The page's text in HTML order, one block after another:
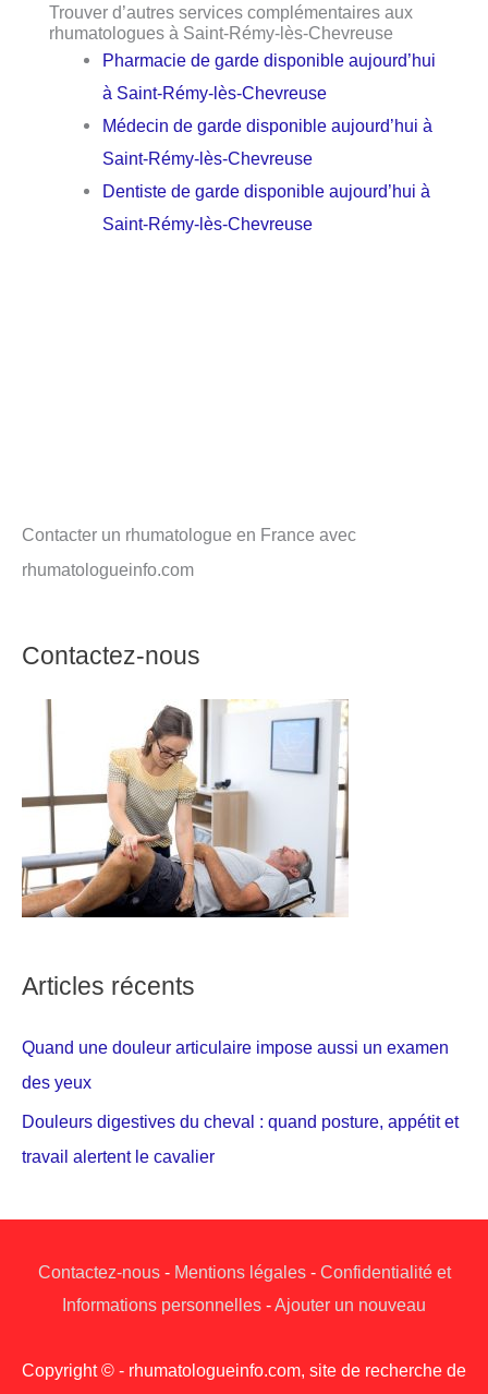
Trouver d’autres services complémentaires aux
rhumatologues à Saint-Rémy-lès-Chevreuse
Pharmacie de garde disponible aujourd’hui
à Saint-Rémy-lès-Chevreuse
Médecin de garde disponible aujourd’hui à
Saint-Rémy-lès-Chevreuse
Dentiste de garde disponible aujourd’hui à
Saint-Rémy-lès-Chevreuse
Contacter un rhumatologue en France avec
rhumatologueinfo.com
Contactez-nous
Articles récents
Quand une douleur articulaire impose aussi un examen
des yeux
Douleurs digestives du cheval : quand posture, appétit et
travail alertent le cavalier
Contactez-nous- Mentions légales- Confidentialité et
Informations personnelles -Ajouter un nouveau
Copyright © - rhumatologueinfo.com, site de recherche de